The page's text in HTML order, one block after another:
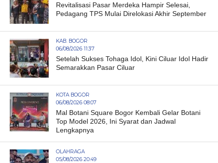
Revitalisasi Pasar Merdeka Hampir Selesai,
Pedagang TPS Mulai Direlokasi Akhir September
KAB. BOGOR
06/08/2026 11:37
Setelah Sukses Tohaga Idol, Kini Ciluar Idol Hadir
Semarakkan Pasar Ciluar
KOTA BOGOR
06/08/2026 08:07
Mal Botani Square Bogor Kembali Gelar Botani
Top Model 2026, Ini Syarat dan Jadwal
Lengkapnya
OLAHRAGA
05/08/2026 20:49